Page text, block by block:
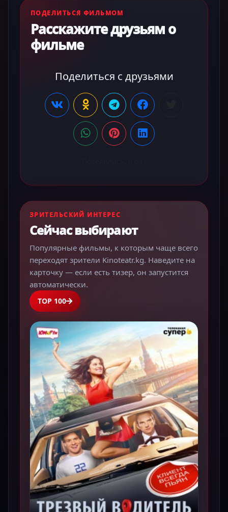
ПОДЕЛИТЬСЯ ФИЛЬМОМ
Расскажите друзьям о
фильме
Поделиться с друзьями
ЗРИТЕЛЬСКИЙ ИНТЕРЕС
Сейчас выбирают
Популярные фильмы, к которым чаще всего
переходят зрители Kinoteatr.kg. Наведите на
карточку — если есть тизер, он запустится
автоматически.
TOP 100